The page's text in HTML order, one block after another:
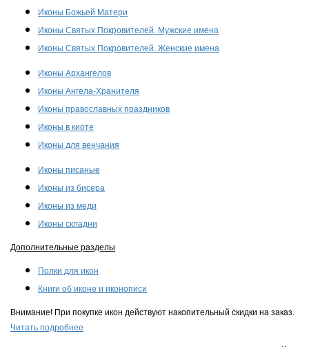
Иконы Божьей Матери
Иконы Святых Покровителей. Мужские имена
Иконы Святых Покровителей. Женские имена
Иконы Архангелов
Иконы Ангела-Хранителя
Иконы православных праздников
Иконы в киоте
Иконы для венчания
Иконы писаные
Иконы из бисера
Иконы из меди
Иконы складни
Дополнительные разделы
Полки для икон
Книги об иконе и иконописи
Внимание! При покупке икон действуют накопительный скидки на заказ.
Читать подробнее